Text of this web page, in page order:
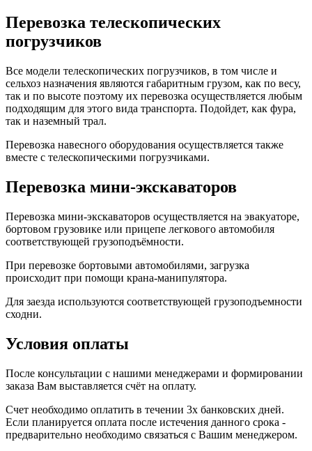
Перевозка телескопических
погрузчиков
Все модели телескопических погрузчиков, в том числе и
сельхоз назначения являются габаритным грузом, как по весу,
так и по высоте поэтому их перевозка осуществляется любым
подходящим для этого вида транспорта. Подойдет, как фура,
так и наземный трал.
Перевозка навесного оборудования осуществляется также
вместе с телескопическими погрузчиками.
Перевозка мини-экскаваторов
Перевозка мини-экскаваторов осуществляется на эвакуаторе,
бортовом грузовике или прицепе легкового автомобиля
соответствующей грузоподъёмности.
При перевозке бортовыми автомобилями, загрузка
происходит при помощи крана-манипулятора.
Для заезда используются соответствующей грузоподъемности
сходни.
Условия оплаты
После консультации с нашими менеджерами и формировании
заказа Вам выставляется счёт на оплату.
Счет необходимо оплатить в течении 3х банковских дней.
Если планируется оплата после истечения данного срока -
предварительно необходимо связаться с Вашим менеджером.